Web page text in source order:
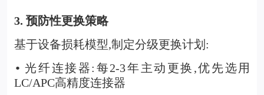
3. 预防性更换策略
基于设备损耗模型,制定分级更换计划:
• 光纤连接器:每2-3年主动更换,优先选用
LC/APC高精度连接器